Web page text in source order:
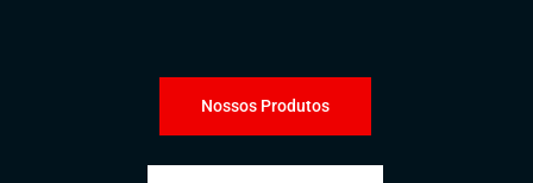
Nossos Produtos